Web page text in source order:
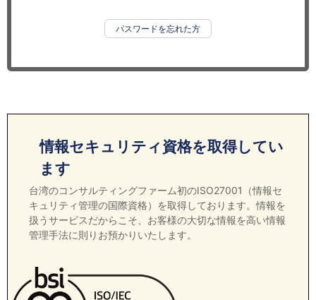
パスワードを忘れた方
情報セキュリティ資格を取得してい
ます
台湾のコンサルティングファーム初のISO27001（情報セ
キュリティ管理の国際資格）を取得しております。情報を
扱うサービスだからこそ、お客様の大切な情報を高い情報
管理手法に則りお預かりいたします。